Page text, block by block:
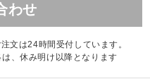
わせ
文は24時間受付しています。
、休み明け以降となります